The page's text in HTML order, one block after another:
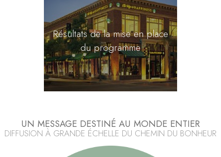
Résultats de la mise en place
du programme
UN MESSAGE DESTINÉ AU MONDE ENTIER
DIFFUSION À GRANDE ÉCHELLE DU CHEMIN DU BONHEUR